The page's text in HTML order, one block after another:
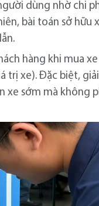
dùng nhờ chi
bài toán sở
hàng khi mua
xe). Đặc biệt, giải
sớm mà không